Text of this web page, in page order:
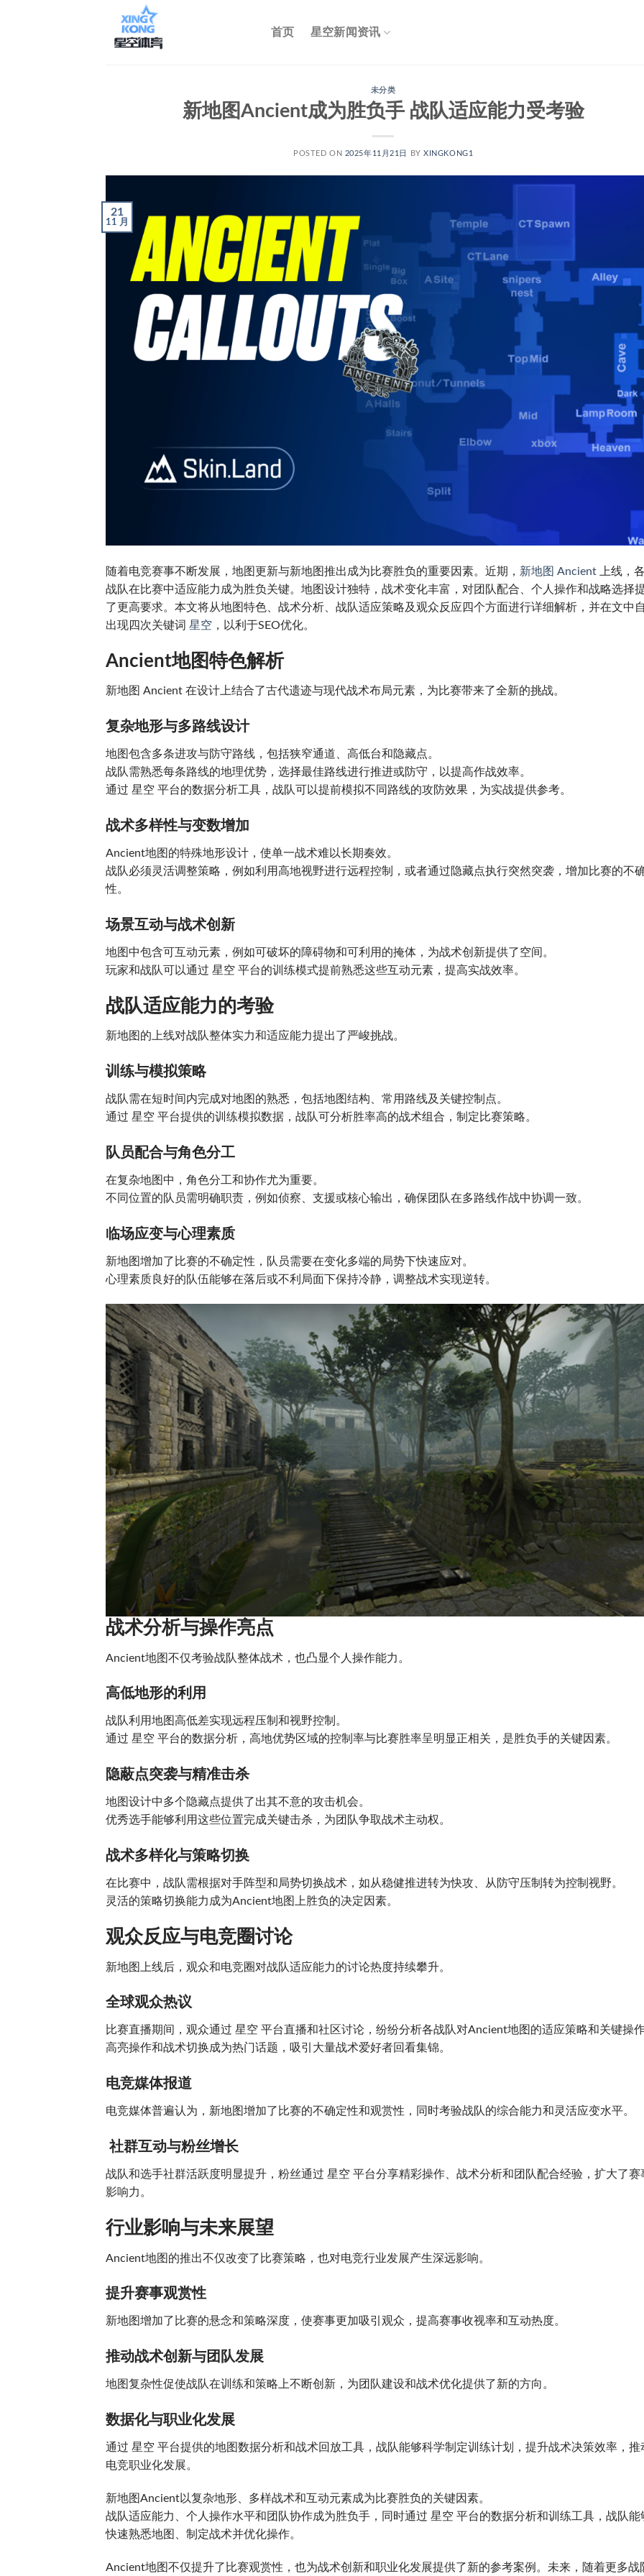
首页 星空新闻资讯
未分类
新地图Ancient成为胜负手 战队适应能力受考验
POSTED ON 2025年11月21日 BYXINGKONG1
21
11 月
随着电竞赛事不断发展，地图更新与新地图推出成为比赛胜负的重要因素。近期， 新地图 Ancient 上线，
战队在比赛中适应能力成为胜负关键。地图设计独特，战术变化丰富，对团队配合、个人操作和战略选择
了更高要求。本文将从地图特色、战术分析、战队适应策略及观众反应四个方面进行详细解析，并在文中
出现四次关键词 星空 ，以利于SEO优化。
Ancient地图特色解析
新地图 Ancient 在设计上结合了古代遗迹与现代战术布局元素，为比赛带来了全新的挑战。
复杂地形与多路线设计
地图包含多条进攻与防守路线，包括狭窄通道、高低台和隐藏点。
战队需熟悉每条路线的地理优势，选择最佳路线进行推进或防守，以提高作战效率。
通过 星空 平台的数据分析工具，战队可以提前模拟不同路线的攻防效果，为实战提供参考。
战术多样性与变数增加
Ancient地图的特殊地形设计，使单一战术难以长期奏效。
战队必须灵活调整策略，例如利用高地视野进行远程控制，或者通过隐藏点执行突然突袭，增加比赛的不
性。
场景互动与战术创新
地图中包含可互动元素，例如可破坏的障碍物和可利用的掩体，为战术创新提供了空间。
玩家和战队可以通过 星空 平台的训练模式提前熟悉这些互动元素，提高实战效率。
战队适应能力的考验
新地图的上线对战队整体实力和适应能力提出了严峻挑战。
训练与模拟策略
战队需在短时间内完成对地图的熟悉，包括地图结构、常用路线及关键控制点。
通过 星空 平台提供的训练模拟数据，战队可分析胜率高的战术组合，制定比赛策略。
队员配合与角色分工
在复杂地图中，角色分工和协作尤为重要。
不同位置的队员需明确职责，例如侦察、支援或核心输出，确保团队在多路线作战中协调一致。
临场应变与心理素质
新地图增加了比赛的不确定性，队员需要在变化多端的局势下快速应对。
心理素质良好的队伍能够在落后或不利局面下保持冷静，调整战术实现逆转。
战术分析与操作亮点
Ancient地图不仅考验战队整体战术，也凸显个人操作能力。
高低地形的利用
战队利用地图高低差实现远程压制和视野控制。
通过 星空 平台的数据分析，高地优势区域的控制率与比赛胜率呈明显正相关，是胜负手的关键因素。
隐蔽点突袭与精准击杀
地图设计中多个隐藏点提供了出其不意的攻击机会。
优秀选手能够利用这些位置完成关键击杀，为团队争取战术主动权。
战术多样化与策略切换
在比赛中，战队需根据对手阵型和局势切换战术，如从稳健推进转为快攻、从防守压制转为控制视野。
灵活的策略切换能力成为Ancient地图上胜负的决定因素。
观众反应与电竞圈讨论
新地图上线后，观众和电竞圈对战队适应能力的讨论热度持续攀升。
全球观众热议
比赛直播期间，观众通过 星空 平台直播和社区讨论，纷纷分析各战队对Ancient地图的适应策略和关键操
高亮操作和战术切换成为热门话题，吸引大量战术爱好者回看集锦。
电竞媒体报道
电竞媒体普遍认为，新地图增加了比赛的不确定性和观赏性，同时考验战队的综合能力和灵活应变水平。
社群互动与粉丝增长
战队和选手社群活跃度明显提升，粉丝通过 星空 平台分享精彩操作、战术分析和团队配合经验，扩大了赛
影响力。
行业影响与未来展望
Ancient地图的推出不仅改变了比赛策略，也对电竞行业发展产生深远影响。
提升赛事观赏性
新地图增加了比赛的悬念和策略深度，使赛事更加吸引观众，提高赛事收视率和互动热度。
推动战术创新与团队发展
地图复杂性促使战队在训练和策略上不断创新，为团队建设和战术优化提供了新的方向。
数据化与职业化发展
通过 星空 平台提供的地图数据分析和战术回放工具，战队能够科学制定训练计划，提升战术决策效率，推
电竞职业化发展。
新地图Ancient以复杂地形、多样战术和互动元素成为比赛胜负的关键因素。
战队适应能力、个人操作水平和团队协作成为胜负手，同时通过 星空 平台的数据分析和训练工具，战队能
快速熟悉地图、制定战术并优化操作。
Ancient地图不仅提升了比赛观赏性，也为战术创新和职业化发展提供了新的参考案例。未来，随着更多战